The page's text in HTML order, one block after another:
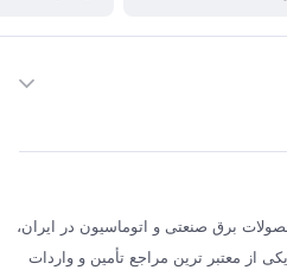
برق صنعتی و اتوماسیون در ایران،
یکی از معتبر ترین مراجع تأمین و واردات